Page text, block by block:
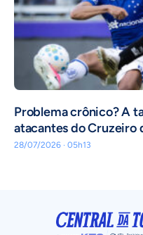
Problema crônico? A
atacantes do Cruzeiro
28/07/2026 · 05h13